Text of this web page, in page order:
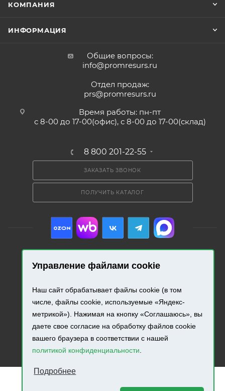
Управление файлами cookie
Наш сайт обрабатывает файлы cookie (в том
числе, файлы cookie, используемые «Яндекс-
метрикой»). Нажимая на кнопку «Соглашаюсь», вы
даете свое согласие на обработку файлов cookie
вашего браузера в соответствии с нашей
политикой конфиденциальности.
Подробнее
КОМПАНИЯ
ИНФОРМАЦИЯ
Общие вопросы:
info@promresurs.ru
Отдел продаж:
prs@promresurs.ru
Время работы: пн-пт
с 8-00 до 17-00(офис), с 8-00 до 17-00(склад)
8 800 201-22-55
ЗАКАЗАТЬ ЗВОНОК
ПОЛУЧИТЬ КАТАЛОГ
2026 © «Промресурс». Все права защищены.
Разработка и продвижение сайта.